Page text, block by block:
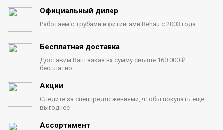
Официальный дилер
Работаем с трубами и фитингами Rehau с 2003 года
Бесплатная доставка
Доставим Ваш заказ на сумму свыше 160 000 ₽
бесплатно
Акции
Следите за спецпредложениями, чтобы покупать еще
выгоднее
Ассортимент